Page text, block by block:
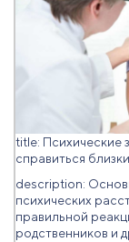
title: Психические
справиться
description:
психических
правильной
родственников и